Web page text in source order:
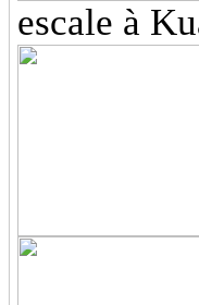
escale à